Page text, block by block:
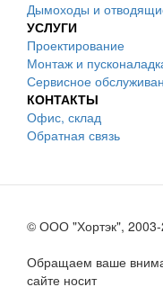
Дымоходы и
УСЛУГИ
Проектирование
Монтаж и
Сервисное
КОНТАКТЫ
Офис, склад
Обратная связь
© ООО "Хортэк", 2003-
Обращаем ваше
сайте носит